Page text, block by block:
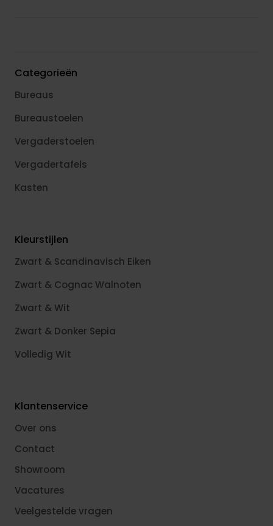
Categorieën
Bureaus
Bureaustoelen
Vergaderstoelen
Vergadertafels
Kasten
Kleurstijlen
Zwart & Scandinavisch Eiken
Zwart & Cognac Walnoten
Zwart & Wit
Zwart & Donker Sepia
Volledig Wit
Klantenservice
Over ons
Contact
Showroom
Vacatures
Veelgestelde vragen